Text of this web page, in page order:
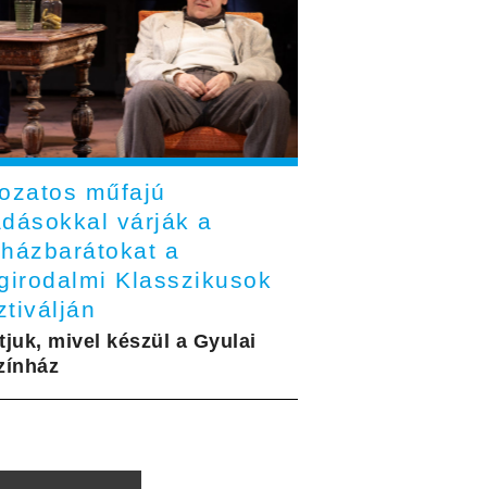
műfajú
várják a
a
Klasszikusok
mivel készül a Gyulai